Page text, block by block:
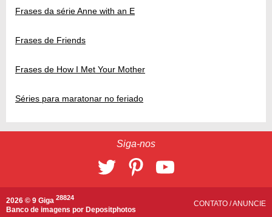
Frases da série Anne with an E
Frases de Friends
Frases de How I Met Your Mother
Séries para maratonar no feriado
Siga-nos
2026 © 9 Giga 28824
Banco de imagens por Depositphotos
CONTATO /ANUNCIE